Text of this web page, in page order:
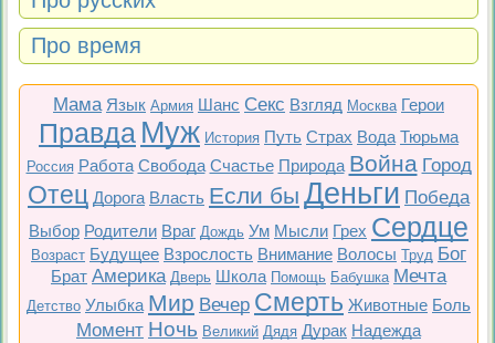
Про время
Мама Язык Армия Шанс Секс Взгляд Москва Герои
Правда Муж История Путь Страх Вода Тюрьма
Россия Работа Свобода Счастье Природа Война Город
Отец Дорога Власть Если бы Деньги Победа
Выбор Родители Враг Дождь Ум Мысли Грех Сердце
Возраст Будущее Взрослость Внимание Волосы Труд Бог
Брат Америка Дверь Школа Помощь Бабушка Мечта
Детство Улыбка Мир Вечер Смерть Животные Боль
Момент Ночь Великий Дядя Дурак Надежда